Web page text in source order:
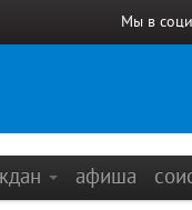
Мы в
афиша